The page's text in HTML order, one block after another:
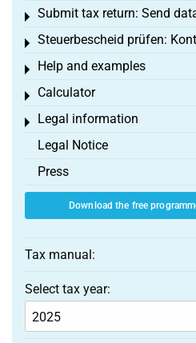
Submit tax return: Send
Toggle menu
Steuerbescheid prüfen:
Toggle menu
Help and examples
Toggle menu
Calculator
Toggle menu
Legal information
Toggle menu
Legal Notice
Press
Download the free
Tax manual:
Select tax year: